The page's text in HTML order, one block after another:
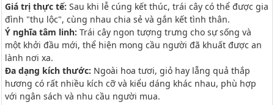
Giá trị thực tế: Sau khi lễ cúng kết thúc, trái cây có thể được gia
đình "thụ lộc", cùng nhau chia sẻ và gắn kết tình thân.
Ý nghĩa tâm linh: Trái cây ngon tượng trưng cho sự sống và
một khởi đầu mới, thể hiện mong cầu người đã khuất được an
lành nơi xa.
Đa dạng kích thước: Ngoài hoa tươi, giỏ hay lẵng quả thắp
hương có rất nhiều kích cỡ và kiểu dáng khác nhau, phù hợp
với ngân sách và nhu cầu người mua.